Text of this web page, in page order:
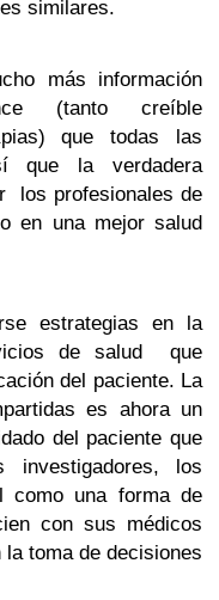
similares.
más información
(tanto creíble
que todas las
que la verdadera
los profesionales de
en una mejor salud
estrategias en la
de salud que
del paciente. La
es ahora un
del paciente que
los
como una forma de
con sus médicos
toma de decisiones